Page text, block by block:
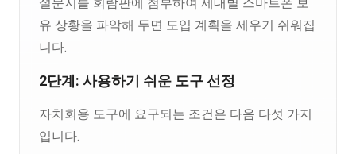
유 상황을 파악해 두면 도입 계획을 세우기 쉬워집
니다.
2단계: 사용하기 쉬운 도구 선정
자치회용 도구에 요구되는 조건은 다음 다섯 가지
입니다.